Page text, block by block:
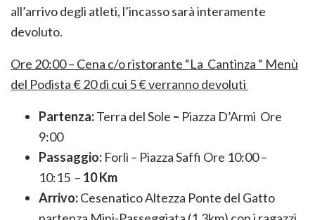
all’arrivo degli atleti, l’incasso sarà interamente
devoluto.
Ore 20:00 – Cena c/o ristorante “La Cantinza “ Menù
del Podista € 20 di cui 5 € verranno devoluti
Partenza:Terra del Sole – Piazza D’Armi Ore
9:00
Passaggio: Forlì – Piazza Saffi Ore 10:00 –
10:15 – 10 Km
Arrivo:Cesenatico Altezza Ponte del Gatto